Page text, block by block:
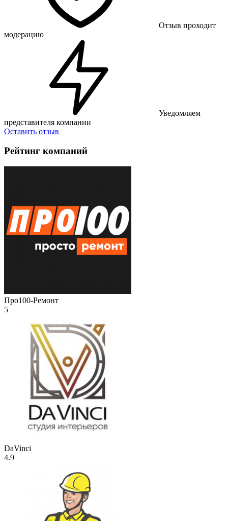
Отзыв проходит
модерацию
Уведомляем
представителя компании
Оставить отзыв
Рейтинг компаний
Про100-Ремонт
5
DaVinci
4.9